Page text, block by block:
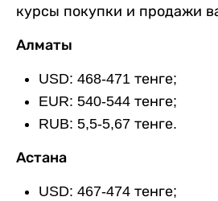
курсы покупки и продажи
Алматы
USD: 468-471 тенге;
EUR: 540-544 тенге;
RUB: 5,5-5,67 тенге.
Астана
USD: 467-474 тенге;